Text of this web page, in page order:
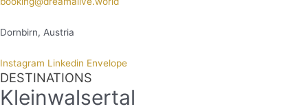
Dornbirn, Austria
Instagram Linkedin Envelope
DESTINATIONS
Kleinwalsertal